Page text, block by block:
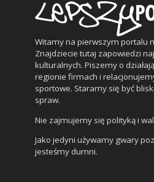
Witamy na pierwszym portalu
Znajdziecie tutaj zapowiedzi
kulturalnych. Piszemy o
regionie firmach i
sportowe. Staramy się być
spraw.
Nie zajmujemy się polityką i
Jako jedyni używamy gwary
jesteśmy dumni.